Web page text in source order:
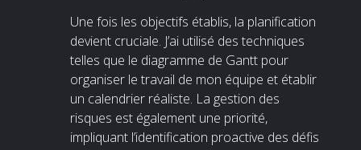
Une fois les objectifs établis, la planification
devient cruciale. J’ai utilisé des techniques
telles que le diagramme de Gantt pour
organiser le travail de mon équipe et établir
un calendrier réaliste. La gestion des
risques est également une priorité,
impliquant l’identification proactive des défis